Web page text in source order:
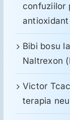
confuziilor
antioxidant
Bibi bosu
Naltrexon
Victor
terapia